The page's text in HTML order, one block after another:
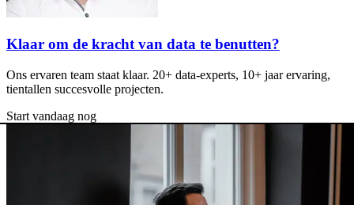
Klaar om de kracht van data te benutten?
Ons ervaren team staat klaar. 20+ data-experts, 10+ jaar ervaring,
tientallen succesvolle projecten.
Start vandaag nog